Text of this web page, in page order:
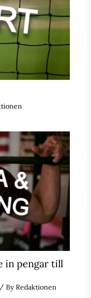
in pengar till
ByRedaktionen